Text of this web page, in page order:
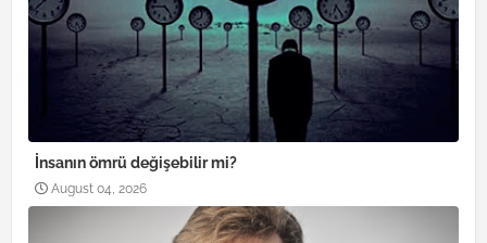
İnsanın ömrü değişebilir mi?
August 04, 2026